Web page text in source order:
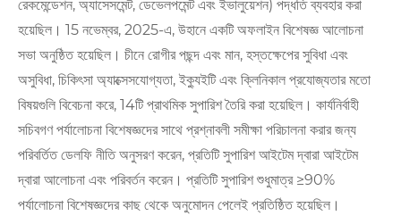
রেকমেন্ডেশন, অ্যাসেসমেন্ট, ডেভেলপমেন্ট এবং ইভালুয়েশন) পদ্ধতি ব্যবহার করা
হয়েছিল। 15 নভেম্বর, 2025-এ, উহানে একটি অফলাইন বিশেষজ্ঞ আলোচনা
সভা অনুষ্ঠিত হয়েছিল। চীনে রোগীর পছন্দ এবং মান, হস্তক্ষেপের সুবিধা এবং
অসুবিধা, চিকিৎসা অ্যাক্সেসযোগ্যতা, ইক্যুইটি এবং ক্লিনিকাল প্রযোজ্যতার মতো
বিষয়গুলি বিবেচনা করে, 14টি প্রাথমিক সুপারিশ তৈরি করা হয়েছিল। কার্যনির্বাহী
সচিবগণ পর্যালোচনা বিশেষজ্ঞদের সাথে প্রশ্নাবলী সমীক্ষা পরিচালনা করার জন্য
পরিবর্তিত ডেলফি নীতি অনুসরণ করেন, প্রতিটি সুপারিশ আইটেম দ্বারা আইটেম
দ্বারা আলোচনা এবং পরিবর্তন করেন। প্রতিটি সুপারিশ শুধুমাত্র ≥90%
পর্যালোচনা বিশেষজ্ঞদের কাছ থেকে অনুমোদন পেলেই প্রতিষ্ঠিত হয়েছিল।